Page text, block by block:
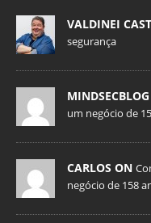
VALDINEI
segurança
um negócio de
CARLOS ON
negócio de 158